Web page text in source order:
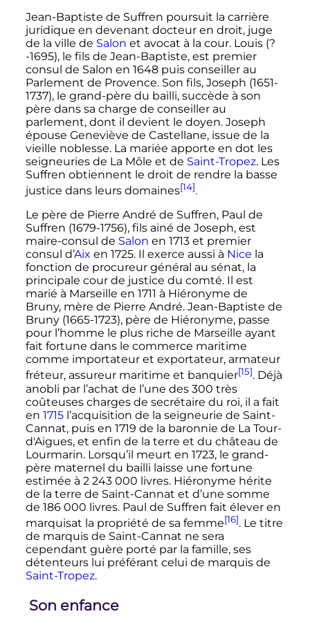
Jean-Baptiste de Suffren poursuit la carrière
juridique en devenant docteur en droit, juge
de la ville de Salon et avocat à la cour. Louis (?
-1695), le fils de Jean-Baptiste, est premier
consul de Salon en 1648 puis conseiller au
Parlement de Provence. Son fils, Joseph (1651-
1737), le grand-père du bailli, succède à son
père dans sa charge de conseiller au
parlement, dont il devient le doyen. Joseph
épouse Geneviève de Castellane, issue de la
vieille noblesse. La mariée apporte en dot les
seigneuries de La Môle et de Saint-Tropez. Les
Suffren obtiennent le droit de rendre la basse
justice dans leurs domaines[14].
Le père de Pierre André de Suffren, Paul de
Suffren (1679-1756), fils ainé de Joseph, est
maire-consul de Salon en 1713 et premier
consul d’Aix en 1725. Il exerce aussi à Nice la
fonction de procureur général au sénat, la
principale cour de justice du comté. Il est
marié à Marseille en 1711 à Hiéronyme de
Bruny, mère de Pierre André. Jean-Baptiste de
Bruny (1665-1723), père de Hiéronyme, passe
pour l’homme le plus riche de Marseille ayant
fait fortune dans le commerce maritime
comme importateur et exportateur, armateur
fréteur, assureur maritime et banquier[15]. Déjà
anobli par l’achat de l’une des 300 très
coûteuses charges de secrétaire du roi, il a fait
en 1715l’acquisition de la seigneurie de Saint-
Cannat, puis en 1719 de la baronnie de La Tour-
d'Aigues, et enfin de la terre et du château de
Lourmarin. Lorsqu’il meurt en 1723, le grand-
père maternel du bailli laisse une fortune
estimée à 2 243 000 livres. Hiéronyme hérite
de la terre de Saint-Cannat et d’une somme
de 186 000 livres. Paul de Suffren fait élever en
marquisat la propriété de sa femme[16]. Le titre
de marquis de Saint-Cannat ne sera
cependant guère porté par la famille, ses
détenteurs lui préférant celui de marquis de
Saint-Tropez.
Son enfance